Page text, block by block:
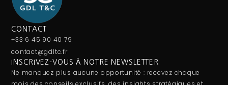
CONTACT
+33 6 45 90 40 79
contact@gdltc.fr
INSCRIVEZ-VOUS À NOTRE NEWSLETTER
Ne manquez plus aucune opportunité : recevez chaque